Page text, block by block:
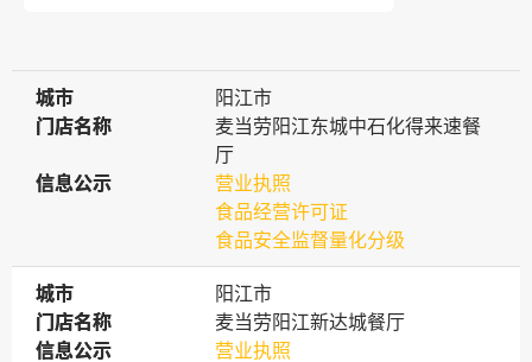
城市
城市
阳江市
门店名称
门店名称
麦当劳阳江东城中石化得来速餐
厅
信息公示
信息公示
营业执照
食品经营许可证
食品安全监督量化分级
城市
城市
阳江市
门店名称
门店名称
麦当劳阳江新达城餐厅
信息公示
信息公示
营业执照